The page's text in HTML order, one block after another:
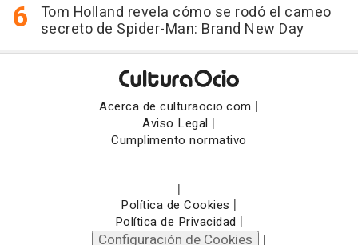
Tom Holland revela cómo se rodó el cameo
secreto de Spider-Man: Brand New Day
Acerca de culturaocio.com |
Aviso Legal |
Cumplimento normativo
|
Política de Cookies |
Política de Privacidad |
Configuración de Cookies |